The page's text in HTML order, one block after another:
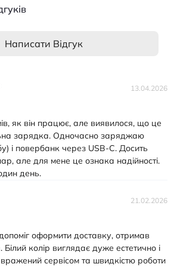
Написати Відгук
13.04.2026
як він працює, але виявилося, що це
зарядка. Одночасно заряджаю
і повербанк через USB-C. Досить
але для мене це ознака надійності.
день.
21.02.2026
оформити доставку, отримав
колір виглядає дуже естетично і
сервісом та швидкістю роботи